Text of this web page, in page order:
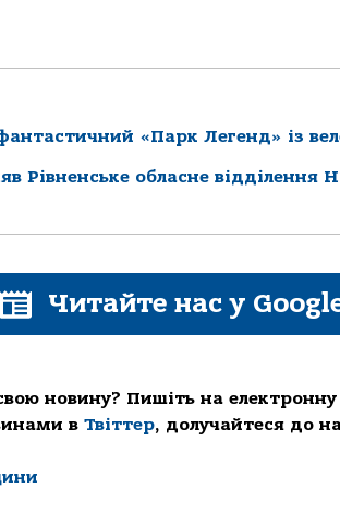
«Парк Легенд» із
Рівненське обласне
Читайте нас у
новину? Пишіть на електронну
в Твіттер, долучайтеся до